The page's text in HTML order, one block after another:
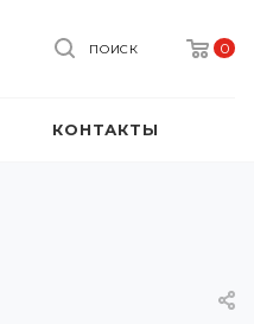
0
ПОИСК
КОНТАКТЫ